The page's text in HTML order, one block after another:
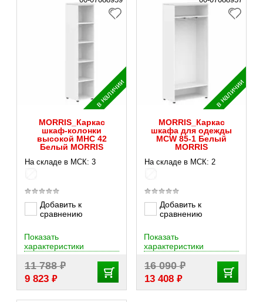
в наличии
MORRIS_Каркас
шкаф-колонки
высокой MHC 42
Белый MORRIS
На складе в МСК: 3
Добавить к
сравнению
11 788₽
9 823 ₽
Показать
характеристики
в наличии
MORRIS_Каркас
шкафа для одежды
MCW 85-1 Белый
MORRIS
На складе в МСК: 2
Добавить к
сравнению
16 090₽
13 408 ₽
Показать
характеристики